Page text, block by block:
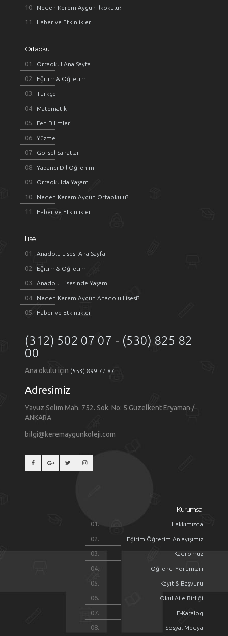
Neden Kerem Aygün İlkokulu?
Haber ve Etkinlikler
Ortaokul
Ortaokul Ana Sayfa
Eğitim & Öğretim
Türkçe
Matematik
Fen Bilimleri
Yüzme
Görsel Sanatlar
Yabancı Dil Öğrenimi
Ortaokulda Yaşam
Neden Kerem Aygün Ortaokulu?
Haber ve Etkinlikler
Lise
Anadolu Lisesi Ana Sayfa
Eğitim & Öğretim
Anadolu Lisesinde Yaşam
Neden Kerem Aygün Anadolu Lisesi?
Haber ve Etkinlikler
(312) 502 07 07 - (530) 825 82
00
Ana okulu için (553) 899 77 87
Adresimiz
Yavuz Selim Mah. 752. Sok. No: 5 Güzelkent Eryaman /
ANKARA
bilgi@keremaygunkoleji.com
Kurumsal
Hakkımızda
Eğitim Öğretim Anlayışımız
Kadromuz
Öğrenci Yorumları
Kayıt & Başvuru
Okul Aile Birliği
E-Katalog
Sosyal Medya